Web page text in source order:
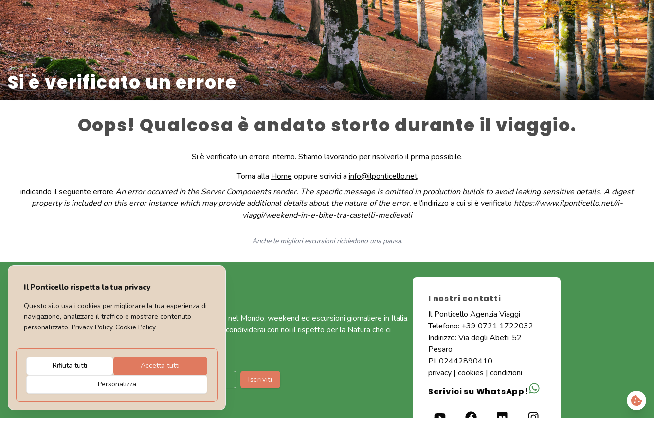
Si è verificato un errore
Oops! Qualcosa è andato storto durante il viaggio.
Si è verificato un errore interno. Stiamo lavorando per risolverlo il prima possibile.
Torna alla Home oppure scrivici a info@ilponticello.net
indicando il seguente errore An error occurred in the Server Components render. The specific message is omitted in production builds to avoid leaking sensitive details. A digest
property is included on this error instance which may provide additional details about the nature of the error. e l'indirizzo a cui si è verificato https://www.ilponticello.net//i-
viaggi/weekend-in-e-bike-tra-castelli-medievali
Anche le migliori escursioni richiedono una pausa.
Siamo un Tour Operator che offre viaggi nel Mondo, weekend ed escursioni giornaliere in Italia.
Guide certificate ti accompagneranno e condividerai con noi il rispetto per la Natura che ci
Rimaniamo in contatto
Iscriviti
I nostri contatti
Il Ponticello Agenzia Viaggi
Telefono: +39 0721 1722032
Indirizzo: Via degli Abeti, 52
Pesaro
PI: 02442890410
privacy | cookies | condizioni
Scrivici su WhatsApp!
Il Ponticello rispetta la tua privacy
Questo sito usa i cookies per migliorare la tua esperienza di
navigazione, analizzare il traffico e mostrare contenuto
personalizzato. Privacy Policy, Cookie Policy
Rifiuta tutti
Accetta tutti
Personalizza